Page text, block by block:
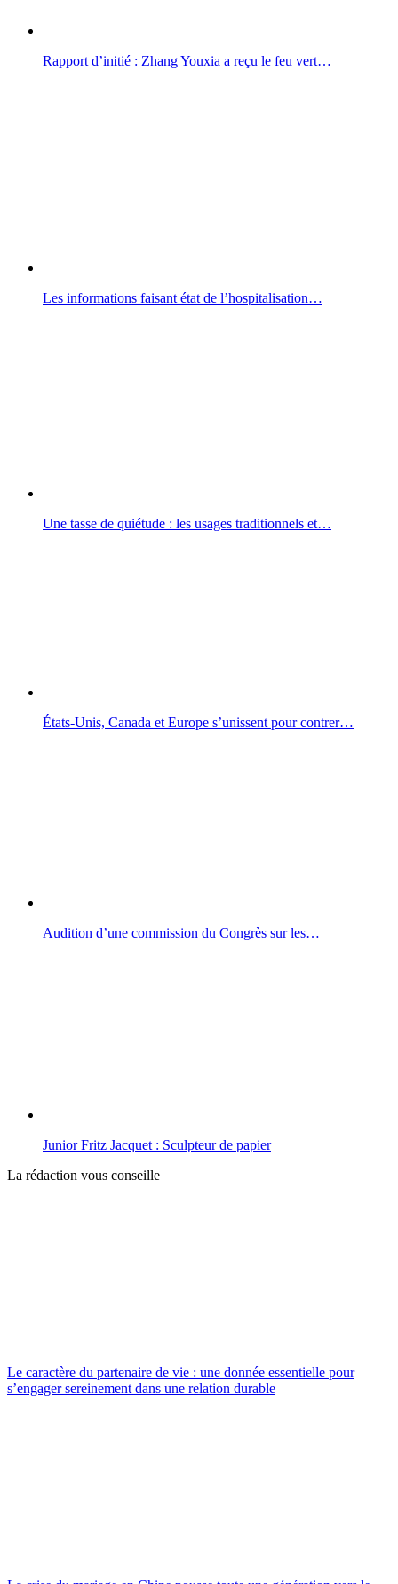
Rapport d’initié : Zhang Youxia a reçu le feu vert…
Les informations faisant état de l’hospitalisation…
Une tasse de quiétude : les usages traditionnels et…
États-Unis, Canada et Europe s’unissent pour contrer…
Audition d’une commission du Congrès sur les…
Junior Fritz Jacquet : Sculpteur de papier
La rédaction vous conseille
Le caractère du partenaire de vie : une donnée essentielle pour
s’engager sereinement dans une relation durable